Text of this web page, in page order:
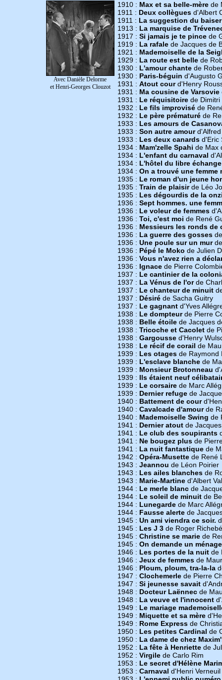
Avec Danièle Delorme
et Henri-Georges Clouzot
1910 : Max et sa belle-mère de
1911 : Deux collègues d'Albert
1911 : La suggestion du baiser
1913 : La marquise de
1917 : Si jamais je te pince de
1919 : La rafale de Jacques de
1921 : Mademoiselle de la
1929 : La route est belle de
1930 : L'amour chante de
1930 : Paris-béguin d'Augusto
1931 : Atout courd'Henry
1931 : Ma cousine de Varsovie
1931 : Le réquisitoire de Dimitri
1932 : Le fils improvisé de
1932 : Le père prématuré de
1933 : Les amours de
1933 : Son autre amourd'Alfred
1933 : Les deux canards d'Eric
1934 : Mam'zelle Spahi de Max
1934 : L'enfant du carnaval
1934 : L'hôtel du libre échange
1934 : On a trouvé une femme
1935 : Le roman d'un jeune
1935 : Train de plaisirde Léo
1935 : Les dégourdis de la
1936 : Sept hommes. une
1936 : Le voleur de femmes
1936 : Toi, c'est moi de René
1936 : Messieurs les ronds de
1936 : La guerre des gosses
1936 : Une poule sur un mur
1936 : Pépé le Moko de Julien
1936 : Vous n'avez rien a
1936 : Ignace de Pierre
1937 : Le cantinier de la
1937 : La Vénus de l'orde
1937 : Le chanteur de minuit
1937 : Désiré de Sacha Guitry
1937 : Le gagnant d'Yves
1938 : Le dompteurde Pierre
1938 : Belle étoile de Jacques
1938 : Tricoche et Cacolet de
1938 : Gargousse d'Henry
1938 : Le récif de corail de
1939 : Les otages de Raymond
1939 : L'esclave blanche de
1939 : Monsieur Brotonneau
1939 : Ils étaient neuf
1939 : Le corsaire de Marc
1939 : Dernier refuge de
1940 : Battement de cour
1940 : Cavalcade d'amourde
1940 : Mademoiselle Swing de
1941 : Dernier atout de
1941 : Le club des soupirants
1941 : Ne bougez plus de
1941 : La nuit fantastique de
1942 : Opéra-Musette de René
1943 : Jeannou de Léon Poirier
1943 : Les ailes blanches de
1943 : Marie-Martine d'Albert
1944 : Le merle blanc de
1944 : Le soleil de minuit de
1944 : Lunegarde de Marc
1944 : Fausse alerte de
1945 : Un ami viendra ce soir.
1945 : Les J 3 de Roger Richebé
1945 : Christine se marie de
1945 : On demande un ménage
1946 : Les portes de la nuit de
1946 : Jeux de femmes de
1946 : Ploum, ploum, tra-la-la
1947 : Clochemerle de Pierre
1947 : Si jeunesse savait
1948 : Docteur Laënnec de
1948 : La veuve et l'innocent
1949 : Le mariage
1949 : Miquette et sa mère
1949 : Rome Express de
1950 : Les petites Cardinal de
1950 : La dame de chez
1952 : La fête à Henriette de
1952 : Virgile de Carlo Rim
1953 : Le secret d'Hélène
1953 : Carnaval d'Henri Verneuil